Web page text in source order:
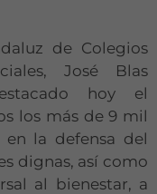
de Colegios
José Blas
hoy el
los más de 9 mil
en la defensa del
dignas, así como
al bienestar, a